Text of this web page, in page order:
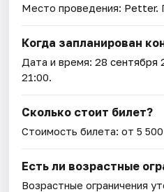
Место проведения: Petter.
Когда запланирован
Дата и время:28 сентября
21:00.
Сколько стоит билет?
Стоимость билета: от 5
Есть ли возрастные
Возрастные ограничения